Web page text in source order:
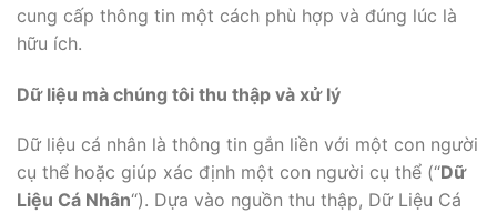
cung cấp thông tin một cách phù hợp và đúng lúc là
hữu ích.
Dữ liệu mà chúng tôi thu thập và xử lý
Dữ liệu cá nhân là thông tin gắn liền với một con người
cụ thể hoặc giúp xác định một con người cụ thể (“Dữ
Liệu Cá Nhân“). Dựa vào nguồn thu thập, Dữ Liệu Cá